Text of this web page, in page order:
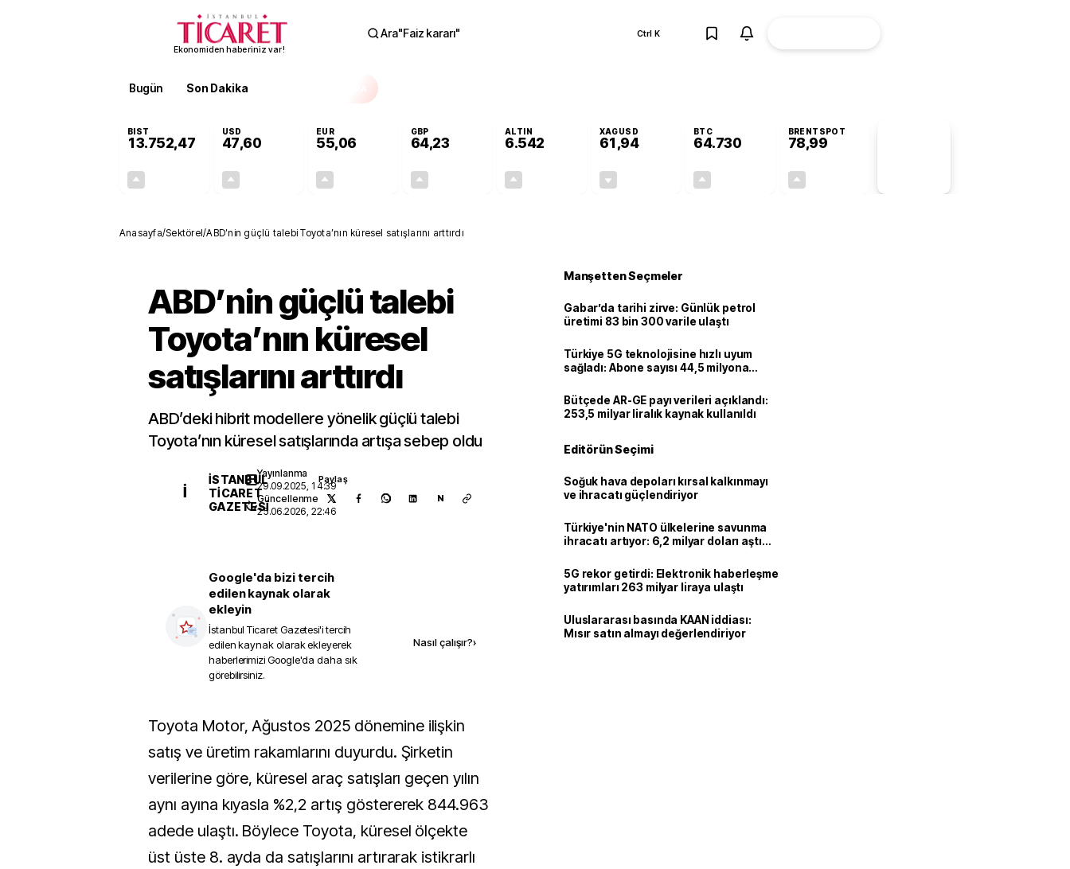
Ekonomiden haberiniz var!
Ara"Faiz kararı" Ctrl K
Bugün Son Dakika
BIST
13.752,47
USD
47,60
EUR
55,06
GBP
64,23
ALTIN
6.542
XAGUSD
61,94
BTC
64.730
BRENTSPOT
78,99
Anasayfa/Sektörel/ABD’nin güçlü talebi Toyota’nın küresel satışlarını arttırdı
ABD’nin güçlü talebi
Toyota’nın küresel
satışlarını arttırdı
ABD’deki hibrit modellere yönelik güçlü talebi
Toyota’nın küresel satışlarında artışa sebep oldu
İ
İSTANBUL
TICARET
GAZETESI
Yayınlanma
29.09.2025, 14:39
Güncellenme
25.06.2026, 22:46
Paylaş
N
Google'da bizi tercih
edilen kaynak olarak
ekleyin
İstanbul Ticaret Gazetesi'i tercih
edilen kaynak olarak ekleyerek
haberlerimizi Google'da daha sık
görebilirsiniz.
Nasıl çalışır?›
Toyota Motor, Ağustos 2025 dönemine ilişkin
satış ve üretim rakamlarını duyurdu. Şirketin
verilerine göre, küresel araç satışları geçen yılın
aynı ayına kıyasla %2,2 artış göstererek 844.963
adede ulaştı. Böylece Toyota, küresel ölçekte
üst üste 8. ayda da satışlarını artırarak istikrarlı
Manşetten Seçmeler
Gabar’da tarihi zirve: Günlük petrol
üretimi 83 bin 300 varile ulaştı
Türkiye 5G teknolojisine hızlı uyum
sağladı: Abone sayısı 44,5 milyona
Bütçede AR-GE payı verileri açıklandı:
253,5 milyar liralık kaynak kullanıldı
Editörün Seçimi
Soğuk hava depoları kırsal kalkınmayı
ve ihracatı güçlendiriyor
Türkiye'nin NATO ülkelerine savunma
ihracatı artıyor: 6,2 milyar doları aştı
5G rekor getirdi: Elektronik haberleşme
yatırımları 263 milyar liraya ulaştı
Uluslararası basında KAAN iddiası:
Mısır satın almayı değerlendiriyor